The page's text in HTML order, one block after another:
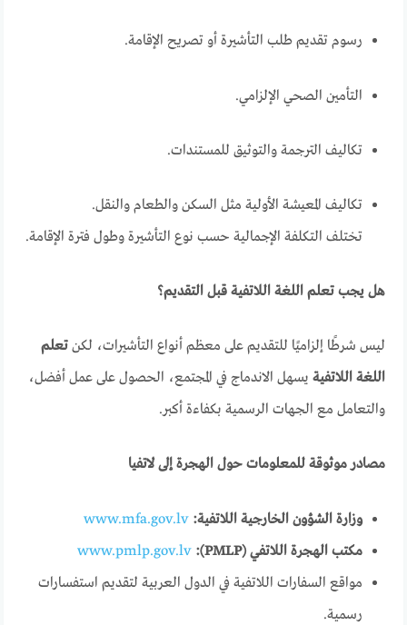
رسوم تقديم طلب التأشيرة أو تصريح الإقامة.
التأمين الصحي الإلزامي.
تكاليف الترجمة والتوثيق للمستندات.
تكاليف المعيشة الأولية مثل السكن والطعام والنقل.
تختلف التكلفة الإجمالية حسب نوع التأشيرة وطول فترة الإقامة.
هل يجب تعلم اللغة اللاتفية قبل التقديم؟
ليس شرطًا إلزاميًا للتقديم على معظم أنواع التأشيرات، لكنتعلم
اللغة اللاتفية يسهل الاندماج في المجتمع، الحصول على عمل أفضل،
والتعامل مع الجهات الرسمية بكفاءة أكبر.
مصادر موثوقة للمعلومات حول الهجرة إلى لاتفيا
وزارة الشؤون الخارجية اللاتفية: www.mfa.gov.lv
مكتب الهجرة اللاتفي (PMLP):
www.pmlp.gov.lv
مواقع السفارات اللاتفية في الدول العربية لتقديم استفسارات
رسمية.